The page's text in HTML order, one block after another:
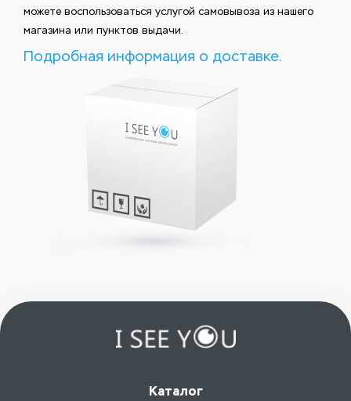
можете воспользоваться услугой самовывоза из нашего
магазина или пунктов выдачи.
Подробная информация о доставке.
Каталог